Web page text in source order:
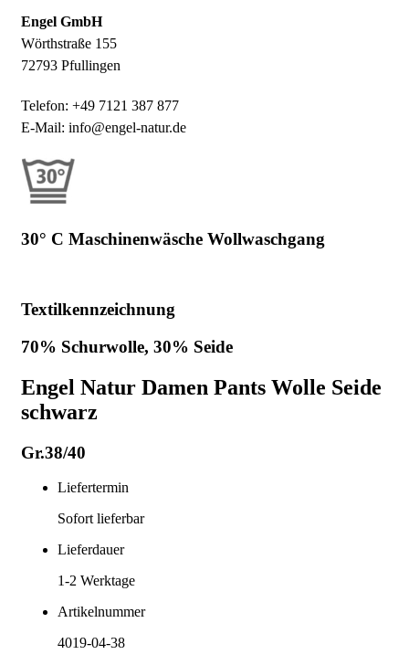
Engel GmbH
Wörthstraße 155
72793 Pfullingen
Telefon: +49 7121 387 877
E-Mail: info@engel-natur.de
30° C Maschinenwäsche Wollwaschgang
Textilkennzeichnung
70% Schurwolle, 30% Seide
Engel Natur Damen Pants Wolle Seide
schwarz
Gr.38/40
Liefertermin
Sofort lieferbar
Lieferdauer
1-2 Werktage
Artikelnummer
4019-04-38